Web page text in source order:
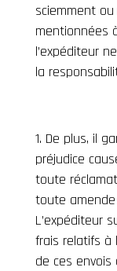
sciemment
mentionnées
l’expéditeur
la
De plus, il
préjudice
toute
toute
L’expéditeur
frais relatifs à
de ces